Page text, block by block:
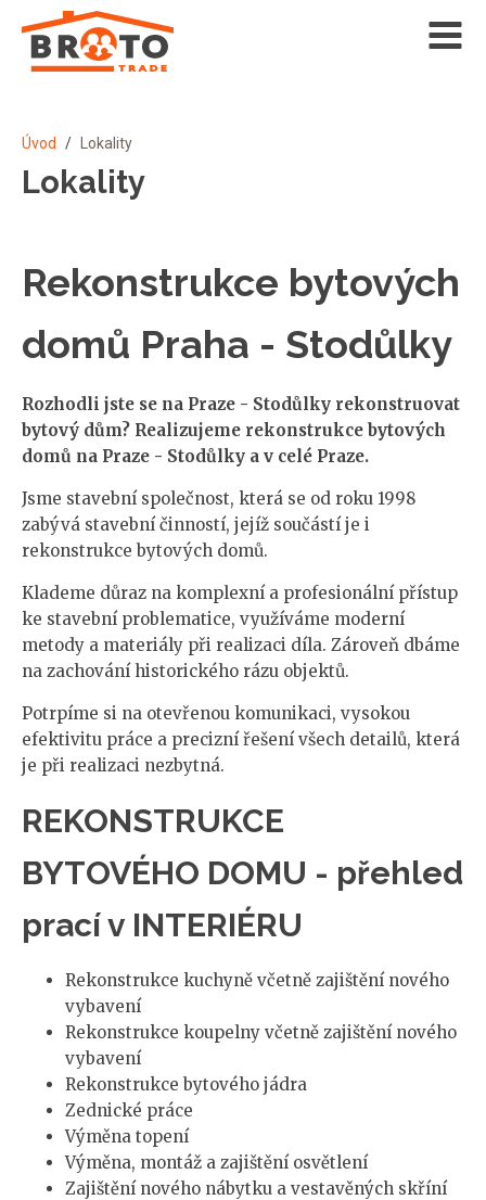
Úvod / Lokality
Lokality
Rekonstrukce bytových
domů Praha - Stodůlky
Rozhodli jste se na Praze - Stodůlky rekonstruovat
bytový dům? Realizujeme rekonstrukce bytových
domů na Praze - Stodůlky a v celé Praze.
Jsme stavební společnost, která se od roku 1998
zabývá stavební činností, jejíž součástí je i
rekonstrukce bytových domů.
Klademe důraz na komplexní a profesionální přístup
ke stavební problematice, využíváme moderní
metody a materiály při realizaci díla. Zároveň dbáme
na zachování historického rázu objektů.
Potrpíme si na otevřenou komunikaci, vysokou
efektivitu práce a precizní řešení všech detailů, která
je při realizaci nezbytná.
REKONSTRUKCE
BYTOVÉHO DOMU - přehled
prací v INTERIÉRU
Rekonstrukce kuchyně včetně zajištění nového
vybavení
Rekonstrukce koupelny včetně zajištění nového
vybavení
Rekonstrukce bytového jádra
Zednické práce
Výměna topení
Výměna, montáž a zajištění osvětlení
Zajištění nového nábytku a vestavěných skříní